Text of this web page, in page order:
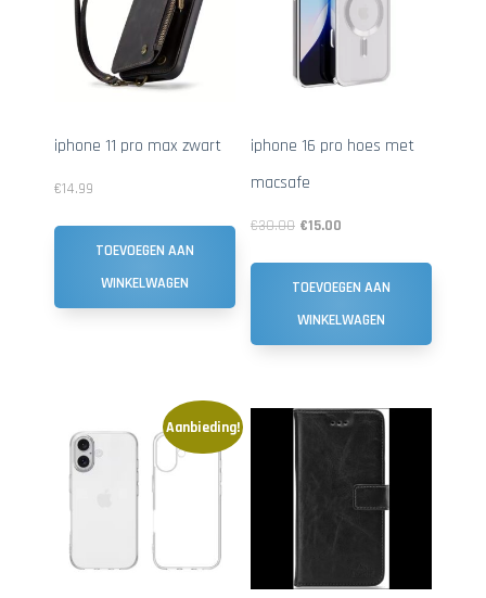
iphone 11 pro max zwart
€14.99
TOEVOEGEN AAN
WINKELWAGEN
iphone 16 pro hoes met
macsafe
€30.00 €15.00
TOEVOEGEN AAN
WINKELWAGEN
Aanbieding!